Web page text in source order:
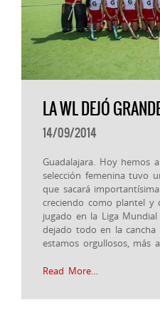
LA WL DEJÓ
14/09/2014
Guadalajara. Hoy hemos
selección femenina tuvo
que sacará
creciendo como plantel y
jugado en la Liga
dejado todo en la
estamos orgullosos, más
Read More…